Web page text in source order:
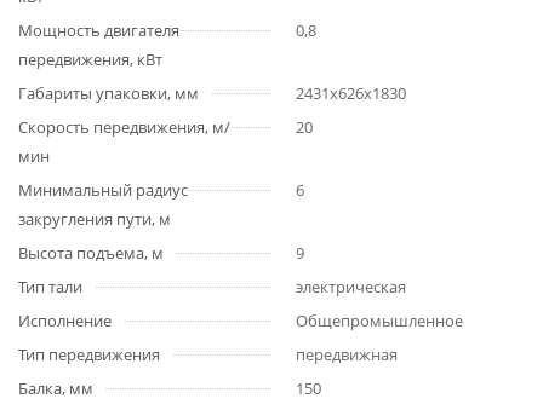
Мощность двигателя
передвижения, кВт
0,8
Габариты упаковки, мм
2431х626х1830
Скорость передвижения, м/
мин
20
Минимальный радиус
закругления пути, м
6
Высота подъема, м
9
Тип тали
электрическая
Исполнение
Общепромышленное
Тип передвижения
передвижная
Балка, мм
150